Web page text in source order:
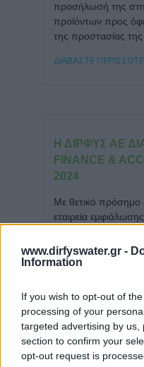
www.dirfyswater.gr -
Information
If you wish to opt-out of
processing of your
targeted advertising by
section to confirm your
opt-out request is
προσήλωσή της
προϊόντων προς
της προστασίας της
ΔΙΑΒΑΣΤΕ
Η ΔΊΡΦΥΣ ΑΕ
FINANCE &
2024
Με θετικό πρόσημο
εταιρεία
Awards 2024.
ΔΙΆΚΡΙΣΗ ΑΠΌ